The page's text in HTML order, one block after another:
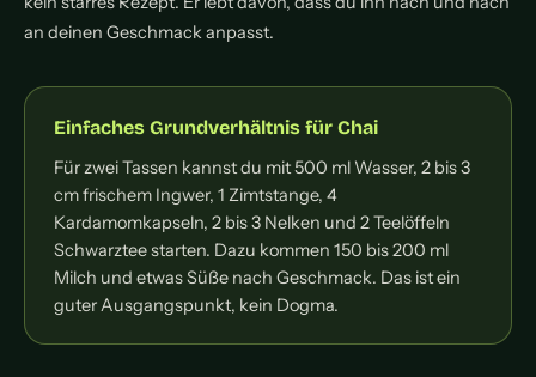
an deinen Geschmack anpasst.
Einfaches Grundverhältnis für Chai
Für zwei Tassen kannst du mit 500 ml Wasser, 2 bis 3
cm frischem Ingwer, 1 Zimtstange, 4
Kardamomkapseln, 2 bis 3 Nelken und 2 Teelöffeln
Schwarztee starten. Dazu kommen 150 bis 200 ml
Milch und etwas Süße nach Geschmack. Das ist ein
guter Ausgangspunkt, kein Dogma.